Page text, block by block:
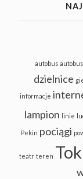
autobus
dzielnice
informacje
lampion linie
Pekin pociągi
teatr teren